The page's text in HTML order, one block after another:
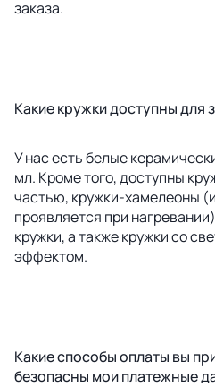
заказа.
Какие кружки доступны для
У нас есть белые
мл. Кроме того, доступны
частью, кружки-хамелеоны
проявляется при
кружки, а также кружки со
эффектом.
Какие способы оплаты вы
безопасны мои платежные